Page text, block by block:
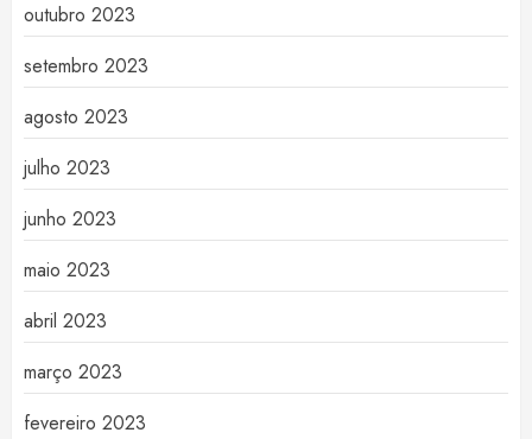
outubro 2023
setembro 2023
agosto 2023
julho 2023
junho 2023
maio 2023
abril 2023
março 2023
fevereiro 2023